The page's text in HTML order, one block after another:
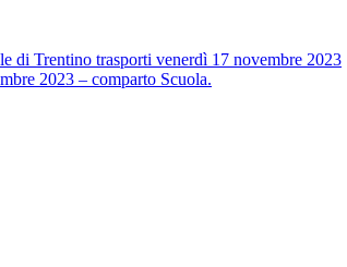
di Trentino trasporti venerdì 17 novembre 2023
2023 – comparto Scuola.